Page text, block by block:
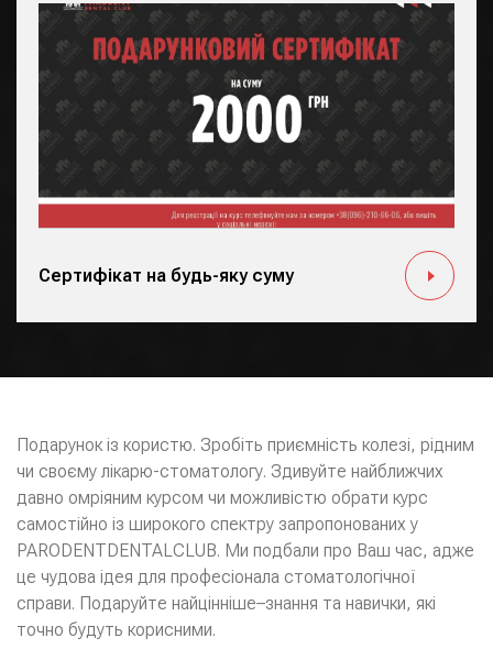
Сертифікат на будь-яку суму
Подарунок із користю. Зробіть приємність колезі, рідним
чи своєму лікарю-стоматологу. Здивуйте найближчих
давно омріяним курсом чи можливістю обрати курс
самостійно із широкого спектру запропонованих у
PARODENTDENTALCLUB. Ми подбали про Ваш час, адже
це чудова ідея для професіонала стоматологічної
справи. Подаруйте найцінніше–знання та навички, які
точно будуть корисними.